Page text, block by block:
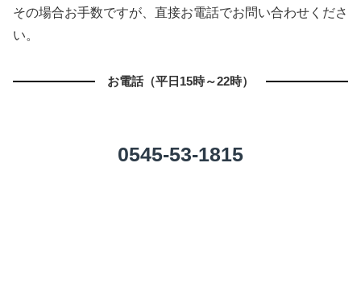
その場合お手数ですが、直接お電話でお問い合わせくださ
い。
お電話（平日15時～22時）
0545-53-1815